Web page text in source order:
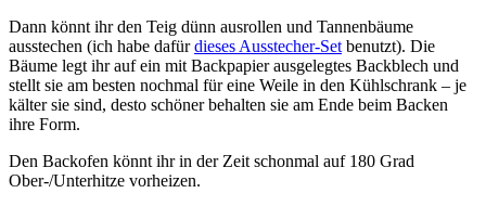
Dann könnt ihr den Teig dünn ausrollen und Tannenbäume
ausstechen (ich habe dafürdieses Ausstecher-Set benutzt). Die
Bäume legt ihr auf ein mit Backpapier ausgelegtes Backblech und
stellt sie am besten nochmal für eine Weile in den Kühlschrank – je
kälter sie sind, desto schöner behalten sie am Ende beim Backen
ihre Form.
Den Backofen könnt ihr in der Zeit schonmal auf 180 Grad
Ober-/Unterhitze vorheizen.